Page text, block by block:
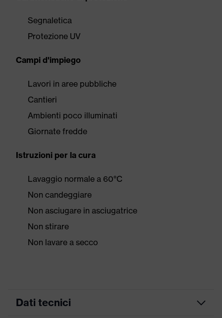
Segnaletica
Protezione UV
Campi d'impiego
Lavori in aree pubbliche
Cantieri
Ambienti poco illuminati
Giornate fredde
Istruzioni per la cura
Lavaggio normale a 60°C
Non candeggiare
Non asciugare in asciugatrice
Non stirare
Non lavare a secco
Dati tecnici